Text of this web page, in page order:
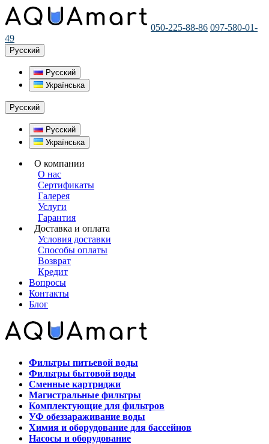
050-225-88-86 097-580-01-
49
Русский
Русский
Українська
Русский
Русский
Українська
О компании
О нас
Сертификаты
Галерея
Услуги
Гарантия
Доставка и оплата
Условия доставки
Способы оплаты
Возврат
Кредит
Вопросы
Контакты
Блог
Фильтры питьевой воды
Фильтры бытовой воды
Сменные картриджи
Магистральные фильтры
Комплектующие для фильтров
УФ обеззараживание воды
Химия и оборудование для бассейнов
Насосы и оборудование